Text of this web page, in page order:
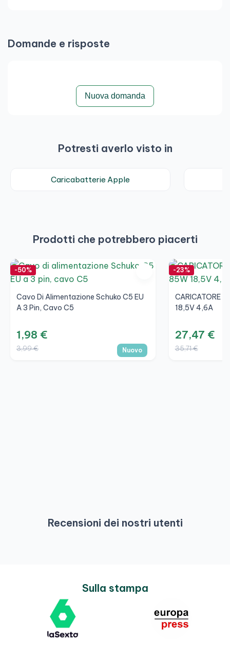
Domande e risposte
Nuova domanda
Potresti averlo visto in
Caricabatterie Apple
Prodotti che potrebbero piacerti
-50%
Cavo Di Alimentazione Schuko C5 EU
A 3 Pin, Cavo C5
1,98 €
3,99 € Nuovo
-23%
CARICATORE
18,5V 4,6A
27,47 €
35,71 €
Recensioni dei nostri utenti
Sulla stampa